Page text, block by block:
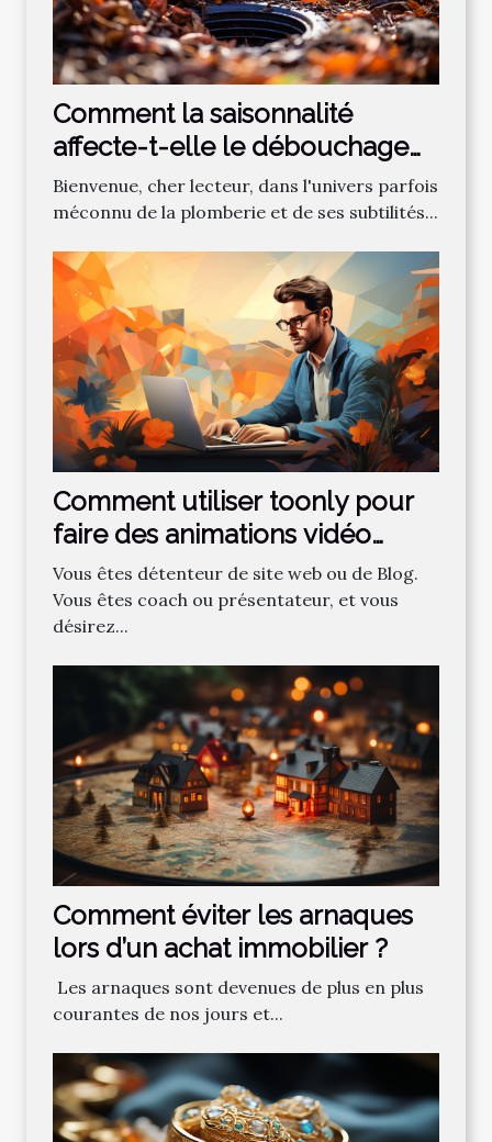
Comment la saisonnalité
affecte-t-elle le débouchage
des canalisations?
Bienvenue, cher lecteur, dans l'univers parfois
méconnu de la plomberie et de ses subtilités...
Comment utiliser toonly pour
faire des animations vidéo
professionnelles ?
Vous êtes détenteur de site web ou de Blog.
Vous êtes coach ou présentateur, et vous
désirez...
Comment‌ ‌éviter‌ ‌les‌ ‌arnaques‌
‌lors‌ ‌d’un‌ ‌achat‌ ‌immobilier ?‌ ‌
‌ Les‌ ‌arnaques‌ ‌sont‌ ‌devenues‌ ‌de‌ ‌plus‌ ‌en‌ ‌plus‌
‌courantes‌ ‌de‌ ‌nos‌ ‌jours‌ ‌et‌...